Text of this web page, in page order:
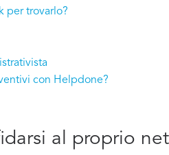
per trovarlo?
con Helpdone?
al proprio